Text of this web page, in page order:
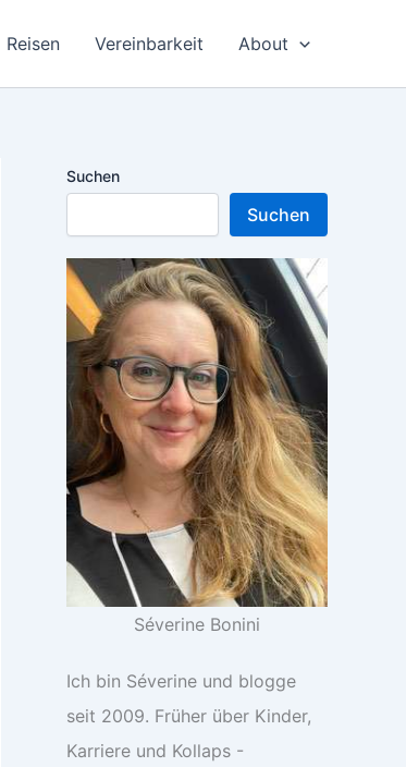
Reisen Vereinbarkeit About
Suchen
Suchen
Séverine Bonini
Ich bin Séverine und blogge
seit 2009. Früher über Kinder,
Karriere und Kollaps -